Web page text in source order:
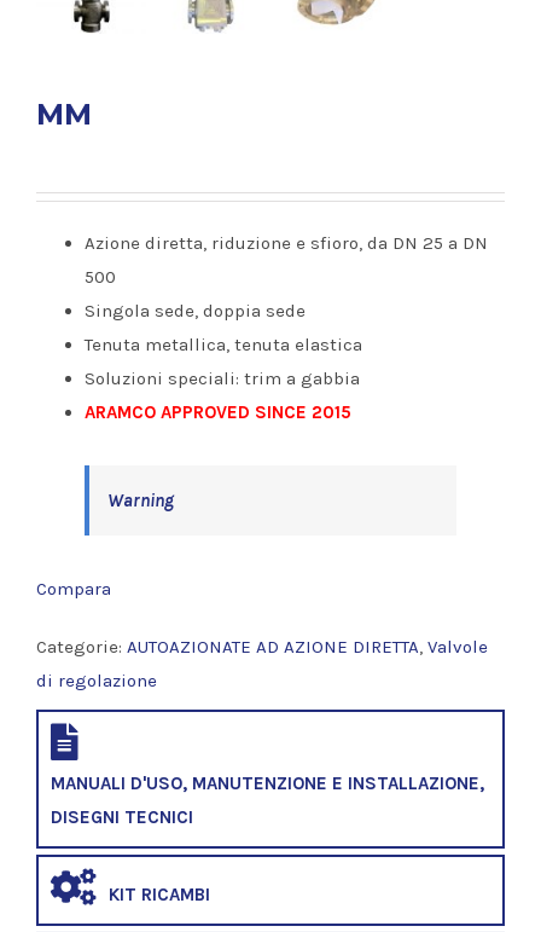
MM
Azione diretta, riduzione e sfioro, da DN 25 a DN
500
Singola sede, doppia sede
Tenuta metallica, tenuta elastica
Soluzioni speciali: trim a gabbia
ARAMCO APPROVED SINCE 2015
Warning
Compara
Categorie: AUTOAZIONATE AD AZIONE DIRETTA, Valvole
di regolazione
MANUALI D'USO, MANUTENZIONE E INSTALLAZIONE,
DISEGNI TECNICI
KIT RICAMBI